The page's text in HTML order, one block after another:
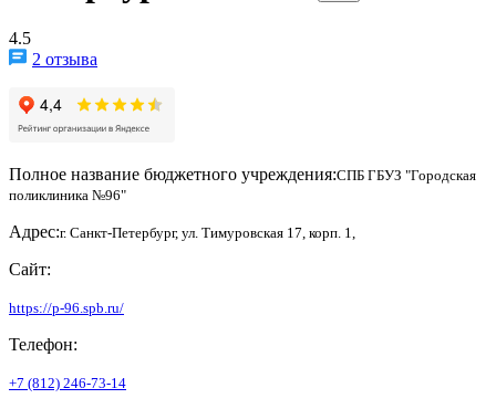
4.5
2 отзыва
Полное название бюджетного учреждения:СПБ ГБУЗ "Городская
поликлиника №96"
Адрес:г. Санкт-Петербург, ул. Тимуровская 17, корп. 1,
Сайт:
https://p-96.spb.ru/
Телефон:
+7 (812) 246-73-14